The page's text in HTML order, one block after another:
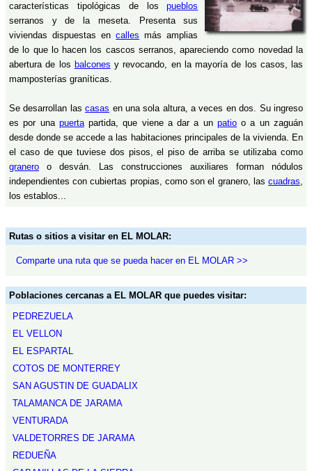
características tipológicas de lospueblos
serranos y de la meseta. Presenta sus
viviendas dispuestas encalles más amplias
de lo que lo hacen los cascos serranos, apareciendo como novedad la
abertura de los balcones y revocando, en la mayoría de los casos, las
mamposterías graníticas.
Se desarrollan lascasas en una sola altura, a veces en dos. Su ingreso
es por una puertapartida, que viene a dar a un patioo a un zaguán
desde donde se accede a las habitaciones principales de la vivienda. En
el caso de que tuviese dos pisos, el piso de arriba se utilizaba como
granero o desván. Las construcciones auxiliares forman nódulos
independientes con cubiertas propias, como son el granero, las cuadras,
los establos...
Rutas o sitios a visitar en EL MOLAR:
Comparte una ruta que se pueda hacer en EL MOLAR >>
Poblaciones cercanas a EL MOLAR que puedes visitar:
PEDREZUELA
EL VELLON
EL ESPARTAL
COTOS DE MONTERREY
SAN AGUSTIN DE GUADALIX
TALAMANCA DE JARAMA
VENTURADA
VALDETORRES DE JARAMA
REDUEÑA